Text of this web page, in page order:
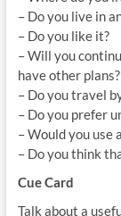
– Do you live in
– Do you like it?
– Will you
have other plans?
– Do you travel
– Do you prefer
– Would you use
– Do you think
Cue Card
Talk about a